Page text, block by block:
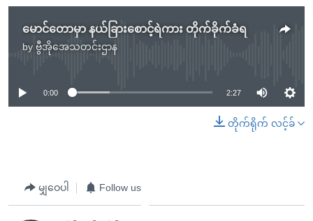
မောင်တောမှာ နယ်ခြားစောင့်ရဲကား တိုက်ခိုက်ခံရ
by ဗွီအိုအေသတင်းဌာန
No media source currently available
0:00 2:27
တိုက်ရိုက် လင့်ခ်
မျှဝေပါ Follow us